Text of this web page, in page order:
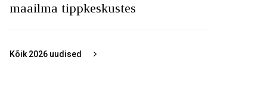
maailma tippkeskustes
Kõik 2026 uudised